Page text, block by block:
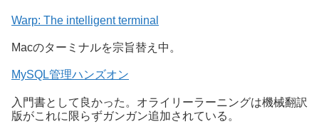
Warp: The intelligent terminal
Macのターミナルを宗旨替え中。
MySQL管理ハンズオン
入門書として良かった。オライリーラーニングは機械翻訳
版がこれに限らずガンガン追加されている。